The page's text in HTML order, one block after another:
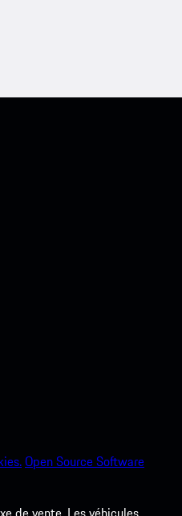
Open Source Software